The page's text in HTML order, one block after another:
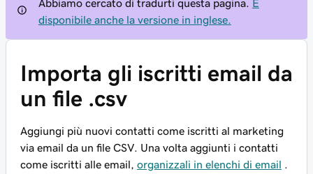
Abbiamo cercato di tradurti questa pagina.
È
disponibile anche la versione in inglese.
Importa gli iscritti email da
un file .csv
Aggiungi più nuovi contatti come iscritti al marketing
via email da un file CSV. Una volta aggiunti i contatti
come iscritti alle email, organizzali in elenchi di email